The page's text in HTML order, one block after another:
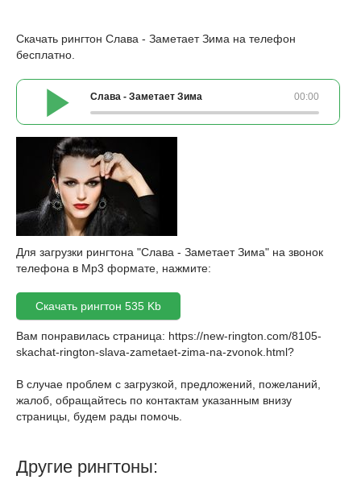
Скачать рингтон Слава - Заметает Зима на телефон
бесплатно.
00:00
Слава - Заметает Зима
Для загрузки рингтона "Слава - Заметает Зима" на звонок
телефона в Mp3 формате, нажмите:
Скачать рингтон 535 Kb
Вам понравилась страница: https://new-rington.com/8105-
skachat-rington-slava-zametaet-zima-na-zvonok.html?
В случае проблем с загрузкой, предложений, пожеланий,
жалоб, обращайтесь по контактам указанным внизу
страницы, будем рады помочь.
Другие рингтоны: